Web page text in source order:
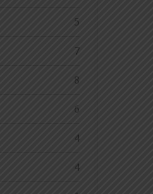
5
7
8
6
4
4